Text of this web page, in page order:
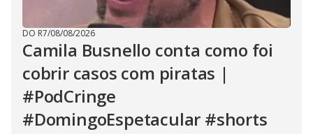
DO R7/08/08/2026
Camila Busnello conta como foi
cobrir casos com piratas |
#PodCringe
#DomingoEspetacular #shorts